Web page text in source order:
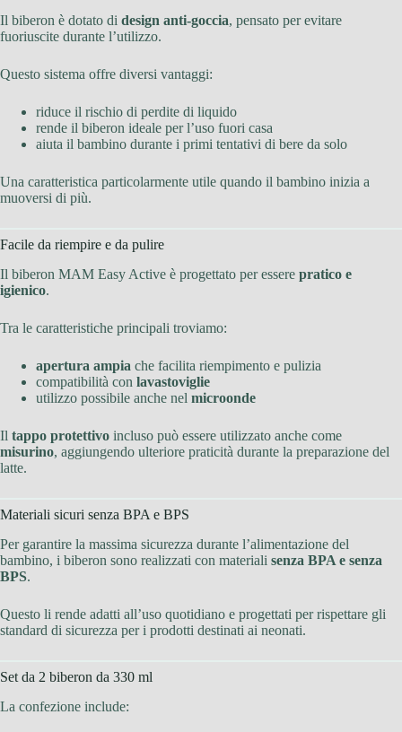
Il biberon è dotato di design anti-goccia, pensato per evitare
fuoriuscite durante l’utilizzo.
Questo sistema offre diversi vantaggi:
riduce il rischio di perdite di liquido
rende il biberon ideale per l’uso fuori casa
aiuta il bambino durante i primi tentativi di bere da solo
Una caratteristica particolarmente utile quando il bambino inizia a
muoversi di più.
Facile da riempire e da pulire
Il biberon MAM Easy Active è progettato per essere pratico e
igienico.
Tra le caratteristiche principali troviamo:
apertura ampia che facilita riempimento e pulizia
compatibilità con lavastoviglie
utilizzo possibile anche nel microonde
Il tappo protettivo incluso può essere utilizzato anche come
misurino, aggiungendo ulteriore praticità durante la preparazione del
latte.
Materiali sicuri senza BPA e BPS
Per garantire la massima sicurezza durante l’alimentazione del
bambino, i biberon sono realizzati con materiali senza BPA e senza
BPS.
Questo li rende adatti all’uso quotidiano e progettati per rispettare gli
standard di sicurezza per i prodotti destinati ai neonati.
Set da 2 biberon da 330 ml
La confezione include: